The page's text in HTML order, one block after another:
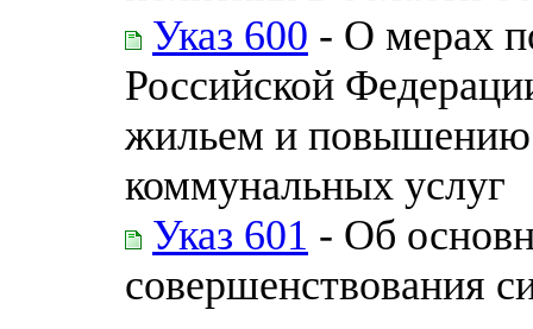
Указ 600 - О мерах
Российской
жильем и повышению
коммунальных услуг
Указ 601 - Об
совершенствования